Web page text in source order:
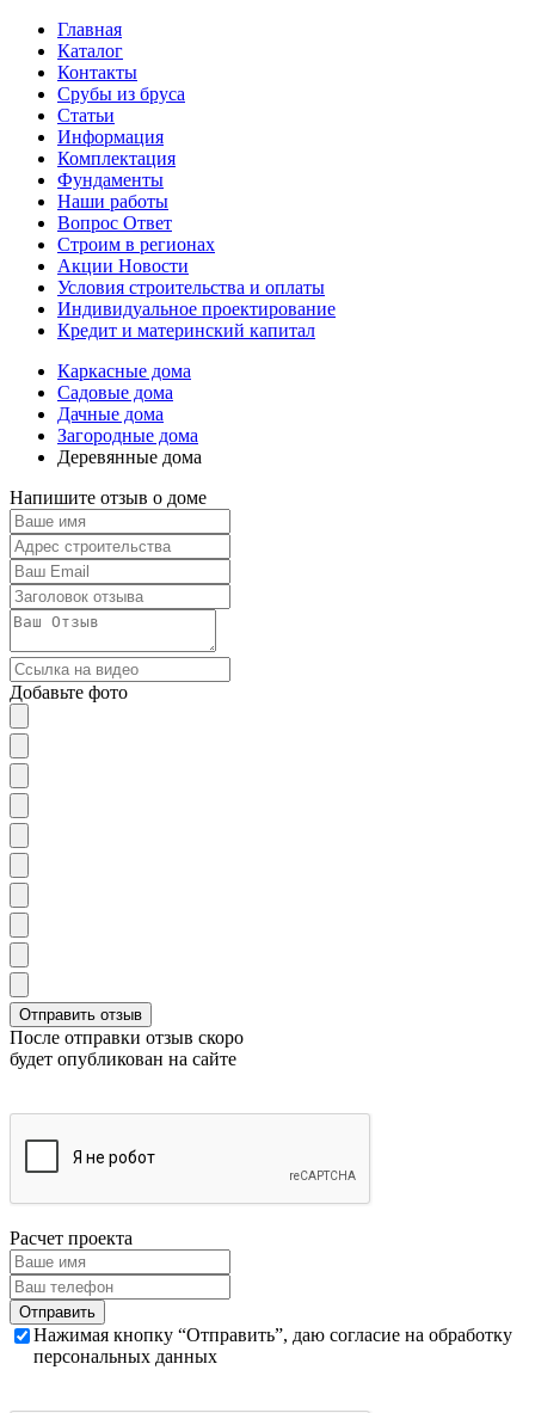
Главная
Каталог
Контакты
Срубы из бруса
Статьи
Информация
Комплектация
Фундаменты
Наши работы
Вопрос Ответ
Строим в регионах
Акции Новости
Условия строительства и оплаты
Индивидуальное проектирование
Кредит и материнский капитал
Каркасные дома
Садовые дома
Дачные дома
Загородные дома
Деревянные дома
Напишите отзыв о доме
Добавьте фото
После отправки отзыв скоро
будет опубликован на сайте
Расчет проекта
Нажимая кнопку “Отправить”, даю согласие на обработку
персональных данных